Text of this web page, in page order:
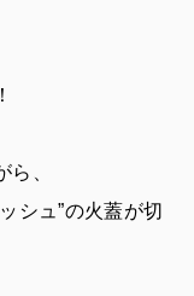
、
シュ”の火蓋が切